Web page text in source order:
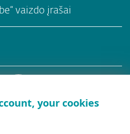
vaizdo įrašai
klientas?
your cookies